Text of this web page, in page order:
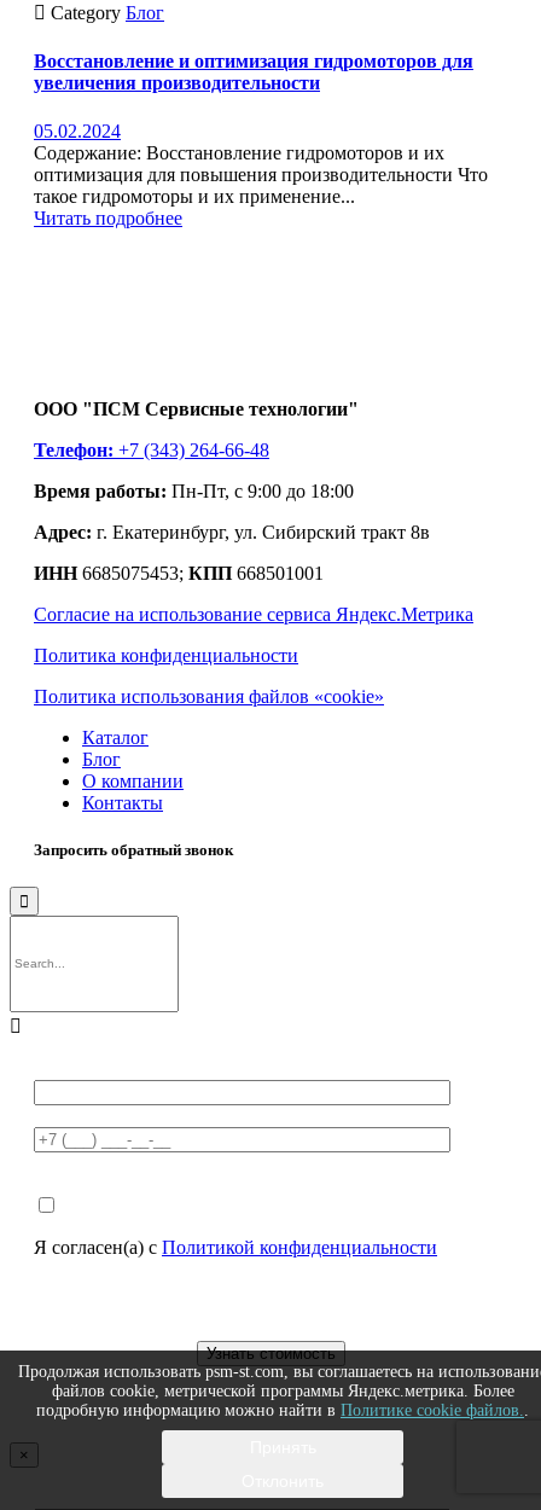
 Category Блог
Восстановление и оптимизация гидромоторов для
увеличения производительности
05.02.2024
Содержание: Восстановление гидромоторов и их
оптимизация для повышения производительности Что
такое гидромоторы и их применение...
Читать подробнее
ООО "ПСМ Сервисные технологии"
Телефон: +7 (343) 264-66-48
Время работы: Пн-Пт, с 9:00 до 18:00
Адрес: г. Екатеринбург, ул. Сибирский тракт 8в
ИНН6685075453; КПП 668501001
Согласие на использование сервиса Яндекс.Метрика
Политика конфиденциальности
Политика использования файлов «cookie»
Каталог
Блог
О компании
Контакты
Запросить обратный звонок


Я согласен(а) с Политикой конфиденциальности
×
Продолжая использовать psm-st.com, вы соглашаетесь на
файлов cookie, метрической программы Яндекс.метрика. Более
подробную информацию можно найти в Политике cookie файлов..